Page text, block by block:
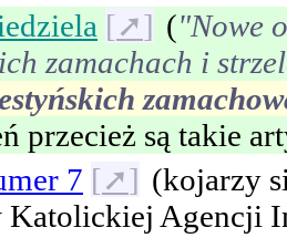
[➚] ("Nowe
zamachach i
przecież są takie
7 [➚] (kojarzy
Katolickiej Agencji